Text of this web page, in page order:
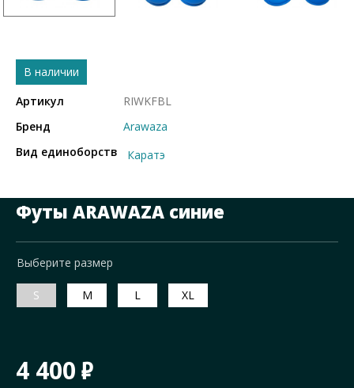
В наличии
Артикул
RIWKFBL
Бренд
Arawaza
Вид единоборств
Каратэ
Футы ARAWAZA синие
Выберите размер
S M L XL
4 400